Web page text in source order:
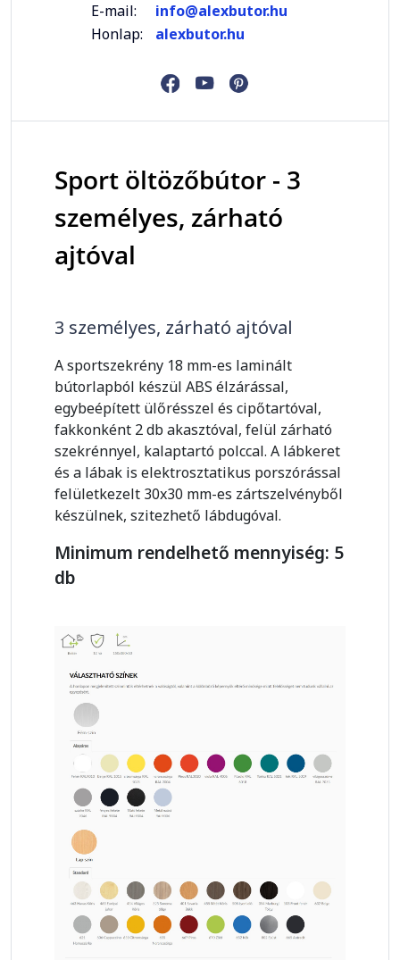
E-mail:
info@alexbutor.hu
Honlap:
alexbutor.hu
Sport öltözőbútor - 3
személyes, zárható
ajtóval
3 személyes, zárható ajtóval
A sportszekrény 18 mm-es laminált
bútorlapból készül ABS élzárással,
egybeépített ülőrésszel és cipőtartóval,
fakkonként 2 db akasztóval, felül zárható
szekrénnyel, kalaptartó polccal. A lábkeret
és a lábak is elektrosztatikus porszórással
felületkezelt 30x30 mm-es zártszelvényből
készülnek, szitezhető lábdugóval.
Minimum rendelhető mennyiség: 5
db